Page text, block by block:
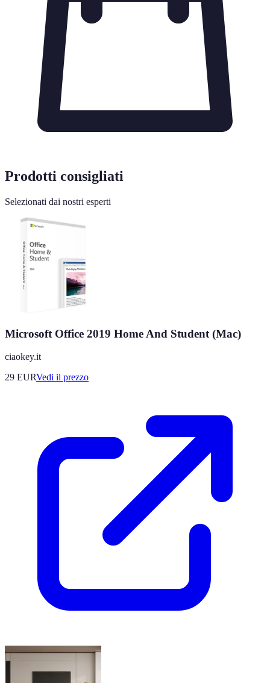
Prodotti consigliati
Selezionati dai nostri esperti
Microsoft Office 2019 Home And Student (Mac)
ciaokey.it
29 EURVedi il prezzo